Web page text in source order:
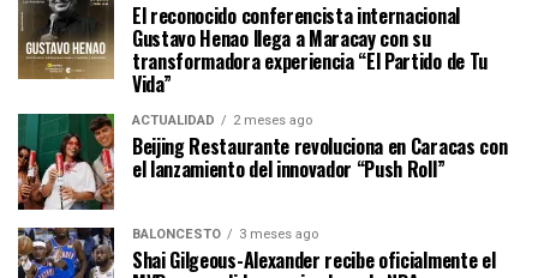
El reconocido conferencista internacional
Gustavo Henao llega a Maracay con su
transformadora experiencia “El Partido de Tu
Vida”
ACTUALIDAD 2 meses ago
Beijing Restaurante revoluciona en Caracas con
el lanzamiento del innovador “Push Roll”
BALONCESTO 3 meses ago
Shai Gilgeous-Alexander recibe oficialmente el